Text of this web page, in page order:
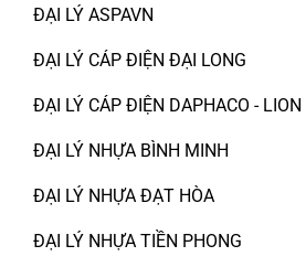
ĐẠI LÝ ASPAVN
ĐẠI LÝ CÁP ĐIỆN ĐẠI LONG
ĐẠI LÝ CÁP ĐIỆN DAPHACO - LION
ĐẠI LÝ NHỰA BÌNH MINH
ĐẠI LÝ NHỰA ĐẠT HÒA
ĐẠI LÝ NHỰA TIỀN PHONG